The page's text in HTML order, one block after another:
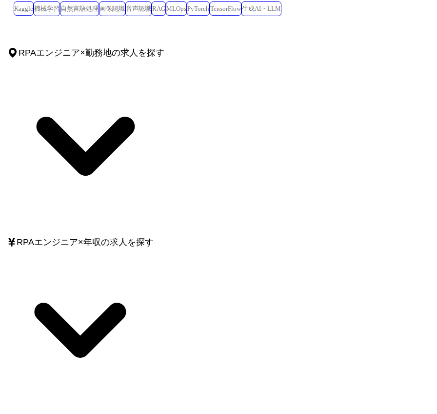
Kaggle機械学習 自然言語処理 画像認識 音声認識 RAGMLOpsPyTorch TensorFlow生成AI・LLM
RPAエンジニア×勤務地の求人を探す
RPAエンジニア×年収の求人を探す